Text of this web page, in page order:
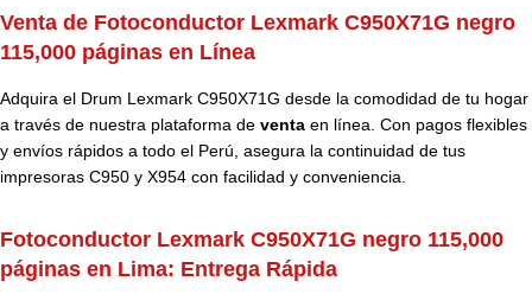
Venta de Fotoconductor Lexmark C950X71G negro
115,000 páginas en Línea
Adquira el Drum Lexmark C950X71G desde la comodidad de tu hogar
a través de nuestra plataforma de venta en línea. Con pagos flexibles
y envíos rápidos a todo el Perú, asegura la continuidad de tus
impresoras C950 y X954 con facilidad y conveniencia.
Fotoconductor Lexmark C950X71G negro 115,000
páginas en Lima: Entrega Rápida